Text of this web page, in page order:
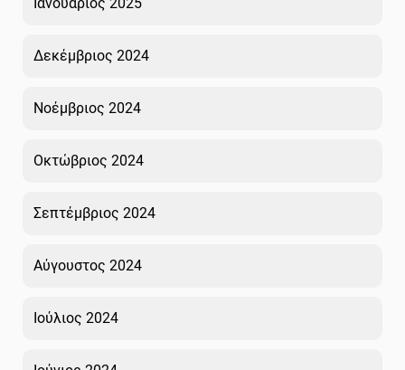
Δεκέμβριος 2024
Νοέμβριος 2024
Οκτώβριος 2024
Σεπτέμβριος 2024
Αύγουστος 2024
Ιούλιος 2024